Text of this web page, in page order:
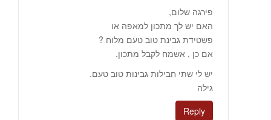
פירגה שלום,
האם יש לך מתכון למאפה או
פשטידת גבינת טוב טעם מלוח ?
אם כן , אשמח לקבל מתכון.
יש לי שתי חבילות גבינות טוב טעם.
גילה
Reply